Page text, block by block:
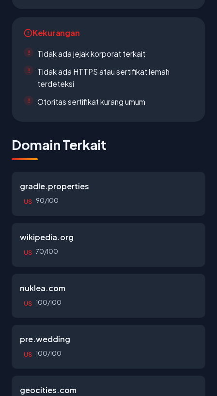
Kekurangan
Tidak ada jejak korporat terkait
Tidak ada HTTPS atau sertifikat lemah
terdeteksi
Otoritas sertifikat kurang umum
Domain Terkait
gradle.properties
US 90/100
wikipedia.org
US 70/100
nuklea.com
US 100/100
pre.wedding
US 100/100
geocities.com